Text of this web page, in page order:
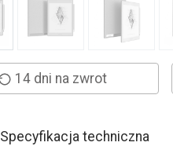
14 dni na zwrot
Specyfikacja techniczna